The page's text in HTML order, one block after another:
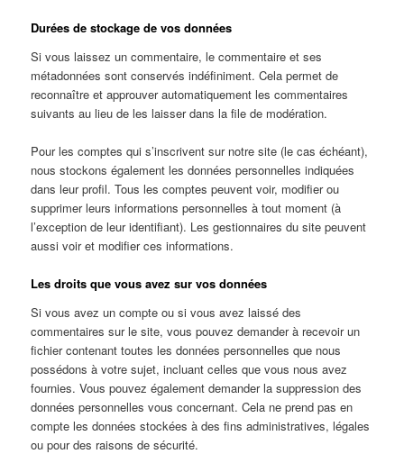
Durées de stockage de vos données
Si vous laissez un commentaire, le commentaire et ses
métadonnées sont conservés indéfiniment. Cela permet de
reconnaître et approuver automatiquement les commentaires
suivants au lieu de les laisser dans la file de modération.
Pour les comptes qui s’inscrivent sur notre site (le cas échéant),
nous stockons également les données personnelles indiquées
dans leur profil. Tous les comptes peuvent voir, modifier ou
supprimer leurs informations personnelles à tout moment (à
l’exception de leur identifiant). Les gestionnaires du site peuvent
aussi voir et modifier ces informations.
Les droits que vous avez sur vos données
Si vous avez un compte ou si vous avez laissé des
commentaires sur le site, vous pouvez demander à recevoir un
fichier contenant toutes les données personnelles que nous
possédons à votre sujet, incluant celles que vous nous avez
fournies. Vous pouvez également demander la suppression des
données personnelles vous concernant. Cela ne prend pas en
compte les données stockées à des fins administratives, légales
ou pour des raisons de sécurité.